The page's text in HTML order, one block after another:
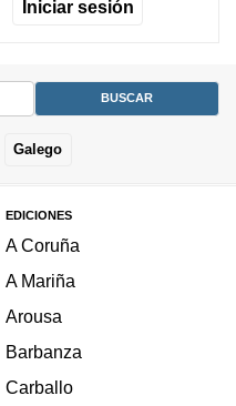
Iniciar sesión
Galego
EDICIONES
A Coruña
A Mariña
Arousa
Barbanza
Carballo